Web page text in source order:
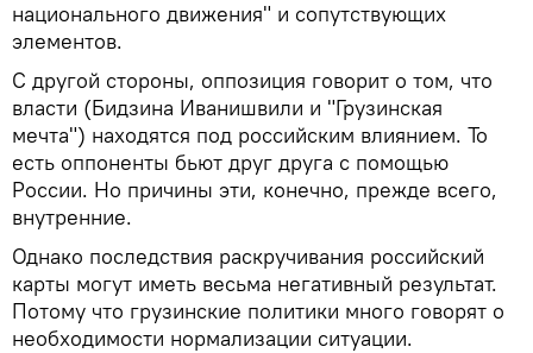
национального движения" и сопутствующих
элементов.
С другой стороны, оппозиция говорит о том, что
власти (Бидзина Иванишвили и "Грузинская
мечта") находятся под российским влиянием. То
есть оппоненты бьют друг друга с помощью
России. Но причины эти, конечно, прежде всего,
внутренние.
Однако последствия раскручивания российский
карты могут иметь весьма негативный результат.
Потому что грузинские политики много говорят о
необходимости нормализации ситуации.